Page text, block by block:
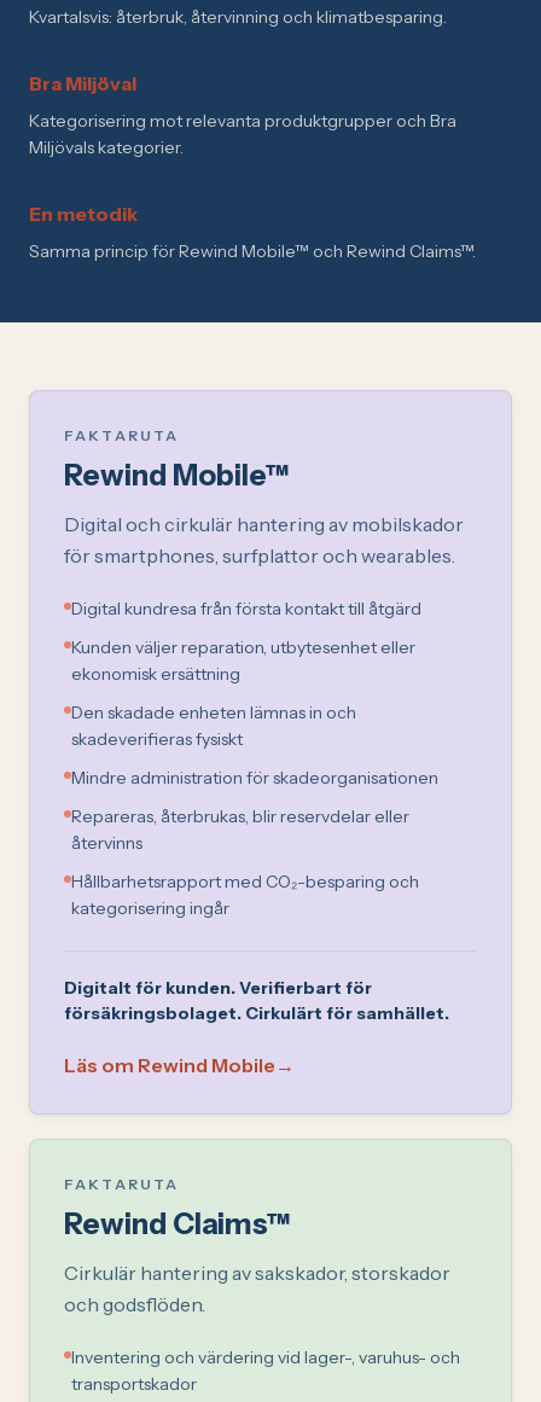
Kvartalsvis: återbruk, återvinning och klimatbesparing.
Bra Miljöval
Kategorisering mot relevanta produktgrupper och Bra
Miljövals kategorier.
En metodik
Samma princip för Rewind Mobile™ och Rewind Claims™.
FAKTARUTA
Rewind Mobile™
Digital och cirkulär hantering av mobilskador
för smartphones, surfplattor och wearables.
Digital kundresa från första kontakt till åtgärd
Kunden väljer reparation, utbytesenhet eller
ekonomisk ersättning
Den skadade enheten lämnas in och
skadeverifieras fysiskt
Mindre administration för skadeorganisationen
Repareras, återbrukas, blir reservdelar eller
återvinns
Hållbarhetsrapport med CO₂-besparing och
kategorisering ingår
Digitalt för kunden. Verifierbart för
försäkringsbolaget. Cirkulärt för samhället.
Läs om Rewind Mobile →
FAKTARUTA
Rewind Claims™
Cirkulär hantering av sakskador, storskador
och godsflöden.
Inventering och värdering vid lager-, varuhus- och
transportskador